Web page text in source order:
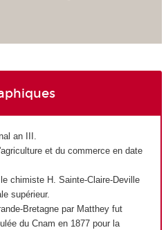
an III.
et du commerce en date
chimiste H. Sainte-Claire-Deville
supérieur.
Bretagne par Matthey fut
du Cnam en 1877 pour la